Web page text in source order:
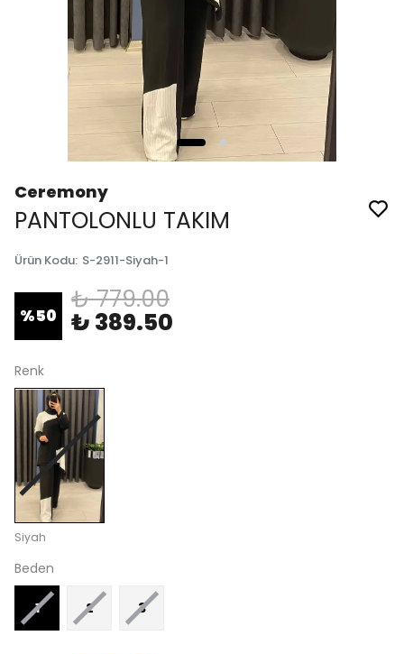
Ceremony
PANTOLONLU TAKIM
Ürün Kodu: S-2911-Siyah-1
%50
₺ 779.00
₺ 389.50
Renk
Siyah
Beden
1 2 3